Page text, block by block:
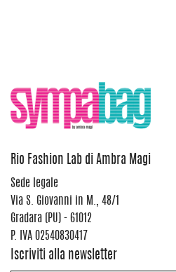
Rio Fashion Lab di Ambra Magi
Sede legale
Via S. Giovanni in M., 48/1
Gradara (PU) - 61012
P. IVA 02540830417
Iscriviti alla newsletter